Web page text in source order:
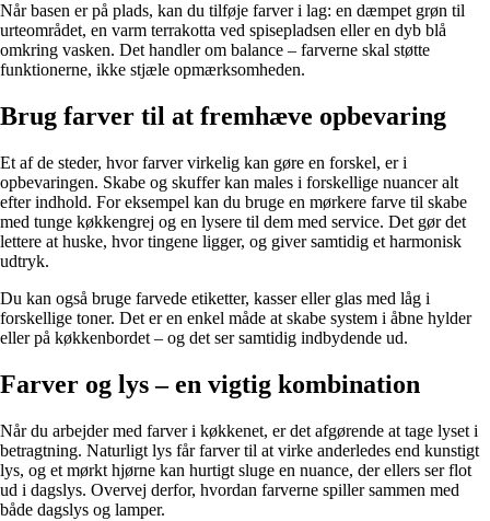
Når basen er på plads, kan du tilføje farver i lag: en dæmpet grøn til
urteområdet, en varm terrakotta ved spisepladsen eller en dyb blå
omkring vasken. Det handler om balance – farverne skal støtte
funktionerne, ikke stjæle opmærksomheden.
Brug farver til at fremhæve opbevaring
Et af de steder, hvor farver virkelig kan gøre en forskel, er i
opbevaringen. Skabe og skuffer kan males i forskellige nuancer alt
efter indhold. For eksempel kan du bruge en mørkere farve til skabe
med tunge køkkengrej og en lysere til dem med service. Det gør det
lettere at huske, hvor tingene ligger, og giver samtidig et harmonisk
udtryk.
Du kan også bruge farvede etiketter, kasser eller glas med låg i
forskellige toner. Det er en enkel måde at skabe system i åbne hylder
eller på køkkenbordet – og det ser samtidig indbydende ud.
Farver og lys – en vigtig kombination
Når du arbejder med farver i køkkenet, er det afgørende at tage lyset i
betragtning. Naturligt lys får farver til at virke anderledes end kunstigt
lys, og et mørkt hjørne kan hurtigt sluge en nuance, der ellers ser flot
ud i dagslys. Overvej derfor, hvordan farverne spiller sammen med
både dagslys og lamper.